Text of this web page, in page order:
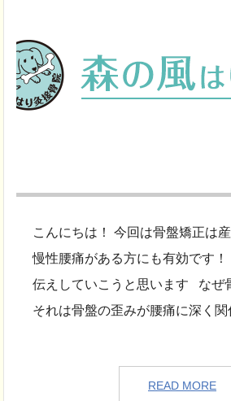
こんにちは！ 今回は骨盤矯正は
慢性腰痛がある方にも有効です
伝えしていこうと思います なぜ
それは骨盤の歪みが腰痛に深く関
READ MORE